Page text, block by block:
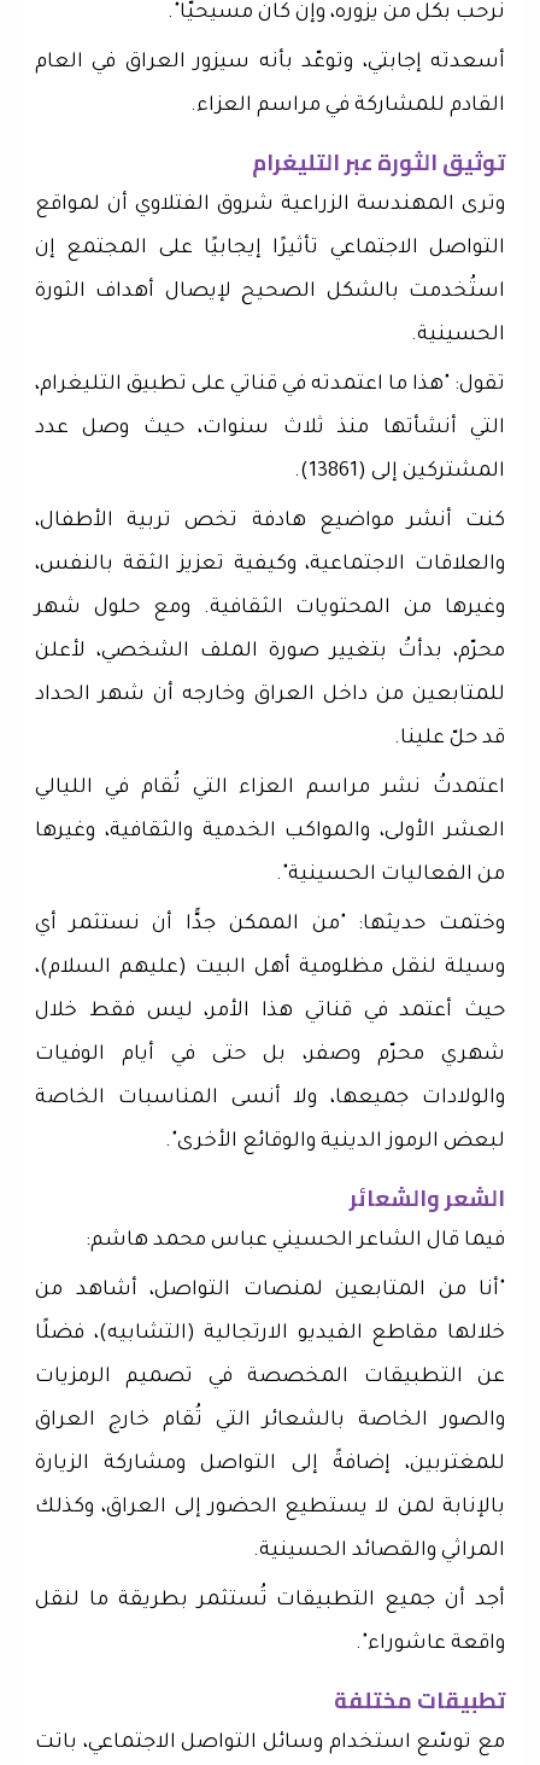
نرحب بكل من يزوره، وإن كان مسيحيًّا".
أسعدته إجابتي، وتوعّد بأنه سيزور العراق في العام
القادم للمشاركة في مراسم العزاء.
توثيق الثورة عبر التليغرام
وترى المهندسة الزراعية شروق الفتلاوي أن لمواقع
التواصل الاجتماعي تأثيرًا إيجابيًا على المجتمع إن
استُخدمت بالشكل الصحيح لإيصال أهداف الثورة
الحسينية.
تقول: "هذا ما اعتمدته في قناتي على تطبيق التليغرام،
التي أنشأتها منذ ثلاث سنوات، حيث وصل عدد
المشتركين إلى (13861).
كنت أنشر مواضيع هادفة تخص تربية الأطفال،
والعلاقات الاجتماعية، وكيفية تعزيز الثقة بالنفس،
وغيرها من المحتويات الثقافية. ومع حلول شهر
محرّم، بدأتُ بتغيير صورة الملف الشخصي، لأعلن
للمتابعين من داخل العراق وخارجه أن شهر الحداد
قد حلّ علينا.
اعتمدتُ نشر مراسم العزاء التي تُقام في الليالي
العشر الأولى، والمواكب الخدمية والثقافية، وغيرها
من الفعاليات الحسينية".
وختمت حديثها: "من الممكن جدًّا أن نستثمر أي
وسيلة لنقل مظلومية أهل البيت (عليهم السلام)،
حيث أعتمد في قناتي هذا الأمر، ليس فقط خلال
شهري محرّم وصفر، بل حتى في أيام الوفيات
والولادات جميعها، ولا أنسى المناسبات الخاصة
لبعض الرموز الدينية والوقائع الأخرى".
الشعر والشعائر
فيما قال الشاعر الحسيني عباس محمد هاشم:
"أنا من المتابعين لمنصات التواصل، أشاهد من
خلالها مقاطع الفيديو الارتجالية (التشابيه)، فضلًا
عن التطبيقات المخصصة في تصميم الرمزيات
والصور الخاصة بالشعائر التي تُقام خارج العراق
للمغتربين، إضافةً إلى التواصل ومشاركة الزيارة
بالإنابة لمن لا يستطيع الحضور إلى العراق، وكذلك
المراثي والقصائد الحسينية.
أجد أن جميع التطبيقات تُستثمر بطريقة ما لنقل
واقعة عاشوراء".
تطبيقات مختلفة
مع توسّع استخدام وسائل التواصل الاجتماعي، باتت